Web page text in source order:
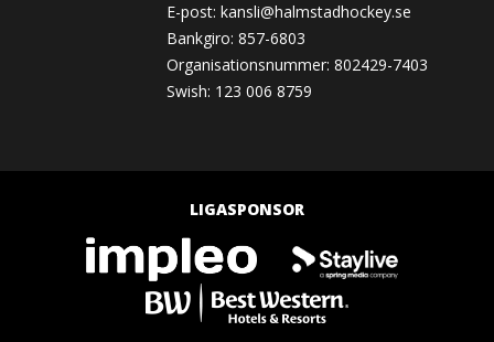
E-post:kansli@halmstadhockey.se
Bankgiro: 857-6803
Organisationsnummer: 802429-7403
Swish: 123 006 8759
LIGASPONSOR